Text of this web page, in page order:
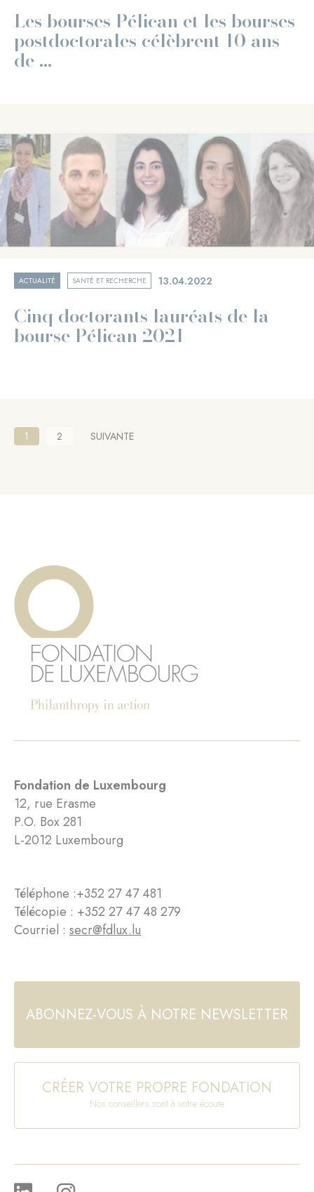
Les bourses Pélican et les bourses
postdoctorales célèbrent 10 ans
de ...
ACTUALITÉ SANTÉ ET RECHERCHE 13.04.2022
Cinq doctorants lauréats de la
bourse Pélican 2021
Pagination
Page
1 Page
2
PAGE
SUIVANTE
Fondation de Luxembourg
12, rue Erasme
P.O. Box 281
L-2012 Luxembourg
Téléphone :+352 27 47 481
Télécopie : +352 27 47 48 279
Courriel : secr@fdlux.lu
ABONNEZ-VOUS À NOTRE NEWSLETTER
CRÉER VOTRE PROPRE FONDATION
Nos conseillers sont à votre écoute